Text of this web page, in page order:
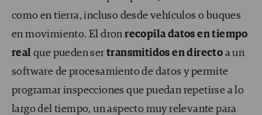
como en tierra, incluso desde vehículos o buques
en movimiento. El dronrecopila datos en tiempo
real que pueden sertransmitidos en directo a un
software de procesamiento de datos y permite
programar inspecciones que puedan repetirse a lo
largo del tiempo, un aspecto muy relevante para